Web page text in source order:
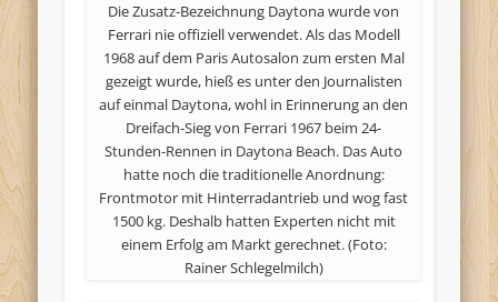
Die Zusatz-Bezeichnung Daytona wurde von
Ferrari nie offiziell verwendet. Als das Modell
1968 auf dem Paris Autosalon zum ersten Mal
gezeigt wurde, hieß es unter den Journalisten
auf einmal Daytona, wohl in Erinnerung an den
Dreifach-Sieg von Ferrari 1967 beim 24-
Stunden-Rennen in Daytona Beach. Das Auto
hatte noch die traditionelle Anordnung:
Frontmotor mit Hinterradantrieb und wog fast
1500 kg. Deshalb hatten Experten nicht mit
einem Erfolg am Markt gerechnet. (Foto:
Rainer Schlegelmilch)